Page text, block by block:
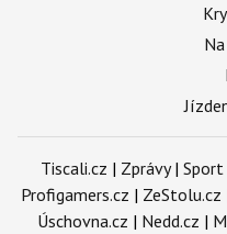
Tiscali.cz | Zprávy| Sport
Profigamers.cz | ZeStolu.cz
Úschovna.cz | Nedd.cz |